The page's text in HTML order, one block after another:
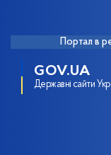
Портал в
GOV.UA
Державні сайти